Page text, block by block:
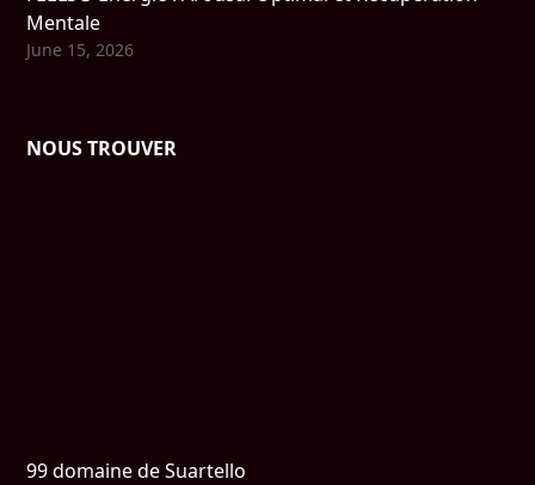
Mentale
June 15, 2026
NOUS TROUVER
99 domaine de Suartello